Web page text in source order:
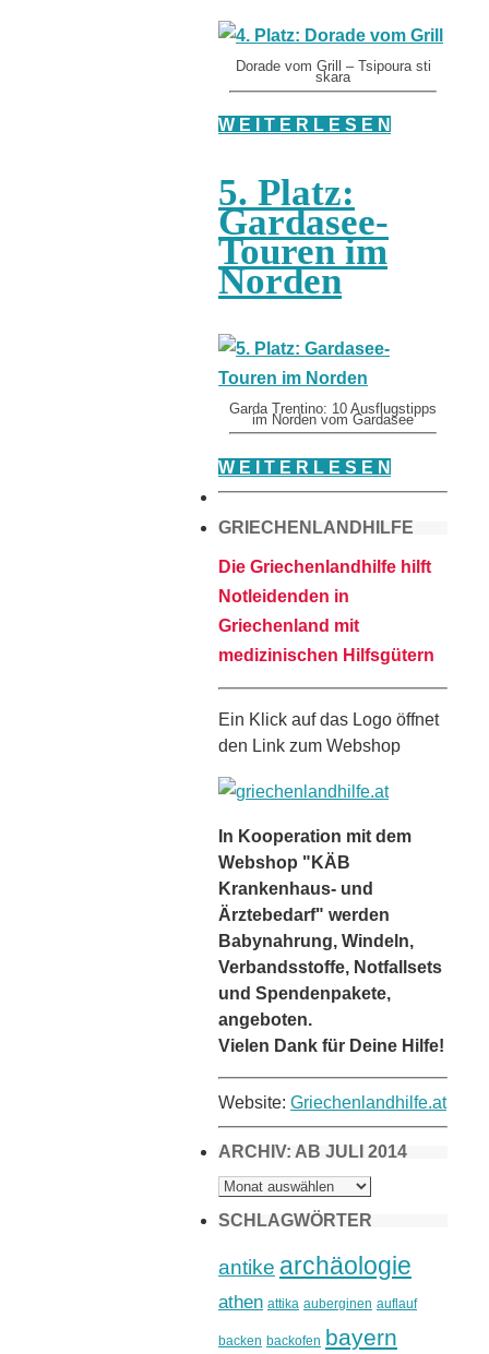
Dorade vom Grill – Tsipoura sti
skara
W E I T E R L E S E N
5. Platz:
Gardasee-
Touren im
Norden
Garda Trentino: 10 Ausflugstipps
im Norden vom Gardasee
W E I T E R L E S E N
GRIECHENLANDHILFE
Die Griechenlandhilfe hilft
Notleidenden in
Griechenland mit
medizinischen Hilfsgütern
Ein Klick auf das Logo öffnet
den Link zum Webshop
In Kooperation mit dem
Webshop "KÄB
Krankenhaus- und
Ärztebedarf" werden
Babynahrung, Windeln,
Verbandsstoffe, Notfallsets
und Spendenpakete,
angeboten.
Vielen Dank für Deine Hilfe!
Website: Griechenlandhilfe.at
ARCHIV: AB JULI 2014
ARCHIV:
AB
2014
SCHLAGWÖRTER
antike archäologie
athen attika auberginen auflauf
backen backofen bayern